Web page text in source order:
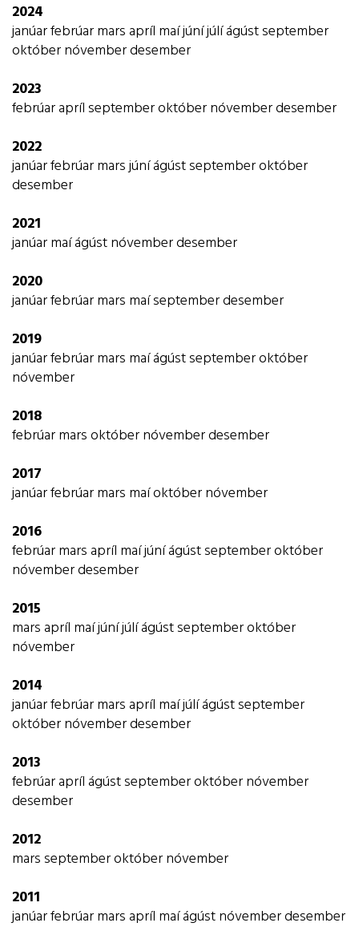
2024
janúarfebrúarmarsapríl maíjúníjúlíágústseptember
októbernóvemberdesember
2023
febrúaraprílseptemberoktóbernóvemberdesember
2022
janúarfebrúarmarsjúníágústseptemberoktóber
desember
2021
janúarmaíágústnóvemberdesember
2020
janúarfebrúarmars maíseptemberdesember
2019
janúarfebrúarmars maíágústseptemberoktóber
nóvember
2018
febrúarmarsoktóbernóvemberdesember
2017
janúarfebrúarmars maíoktóbernóvember
2016
febrúarmarsapríl maíjúníágústseptemberoktóber
nóvemberdesember
2015
marsapríl maíjúníjúlíágústseptemberoktóber
nóvember
2014
janúarfebrúarmarsapríl maíjúlíágústseptember
októbernóvemberdesember
2013
febrúaraprílágústseptemberoktóbernóvember
desember
2012
marsseptemberoktóbernóvember
2011
janúarfebrúarmarsapríl maíágústnóvemberdesember